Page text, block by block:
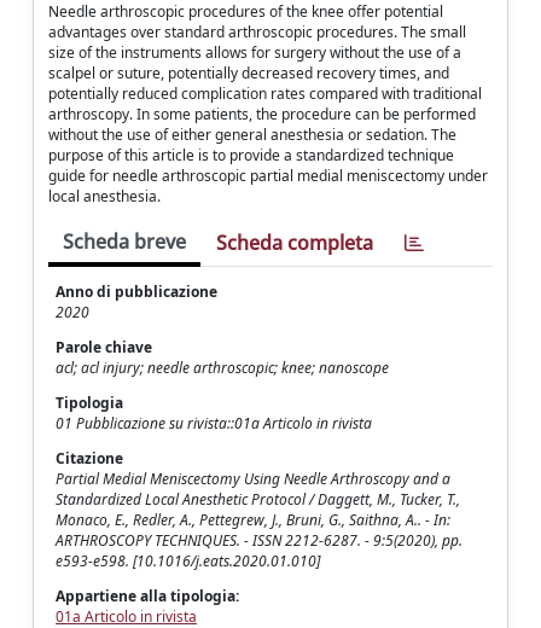
Needle arthroscopic procedures of the knee offer potential
advantages over standard arthroscopic procedures. The small
size of the instruments allows for surgery without the use of a
scalpel or suture, potentially decreased recovery times, and
potentially reduced complication rates compared with traditional
arthroscopy. In some patients, the procedure can be performed
without the use of either general anesthesia or sedation. The
purpose of this article is to provide a standardized technique
guide for needle arthroscopic partial medial meniscectomy under
local anesthesia.
Scheda breve Scheda completa
Anno di pubblicazione
2020
Parole chiave
acl; acl injury; needle arthroscopic; knee; nanoscope
Tipologia
01 Pubblicazione su rivista::01a Articolo in rivista
Citazione
Partial Medial Meniscectomy Using Needle Arthroscopy and a
Standardized Local Anesthetic Protocol / Daggett, M., Tucker, T.,
Monaco, E., Redler, A., Pettegrew, J., Bruni, G., Saithna, A.. - In:
ARTHROSCOPY TECHNIQUES. - ISSN 2212-6287. - 9:5(2020), pp.
e593-e598. [10.1016/j.eats.2020.01.010]
Appartiene alla tipologia:
01a Articolo in rivista